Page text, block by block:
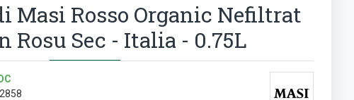
Masi Rosso Organic Nefiltrat
Rosu Sec - Italia - 0.75L